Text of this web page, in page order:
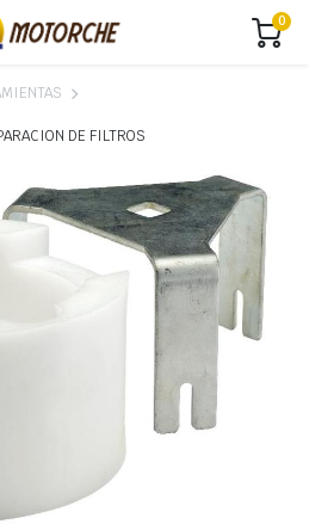
0
DE FILTROS